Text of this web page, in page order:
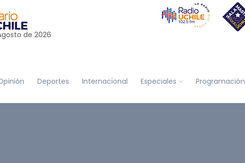
de 2026
Deportes Internacional Especiales Programación